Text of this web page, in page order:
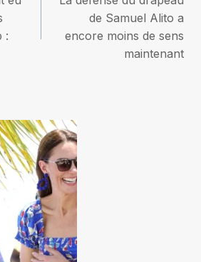
:
de Samuel Alito a
encore moins de sens
maintenant